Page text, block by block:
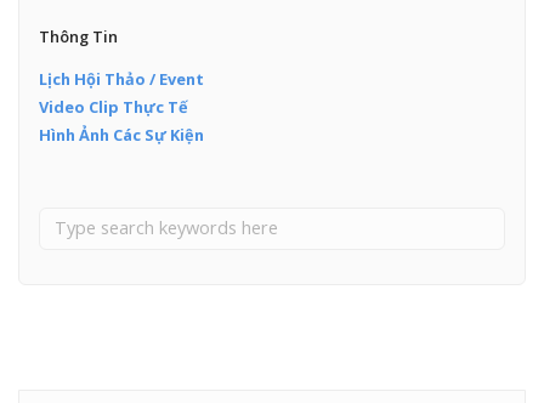
Thông Tin
Lịch Hội Thảo / Event
Video Clip Thực Tế
Hình Ảnh Các Sự Kiện